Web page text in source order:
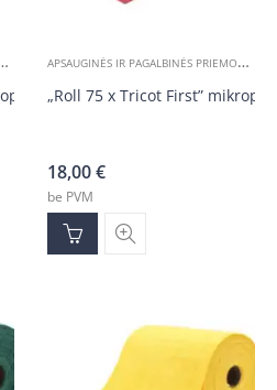
PRIEMONĖS
servetėlės rulone,
A
PSAUGINĖS IR PAGALBINĖS PRIEMONĖS
„Roll 75 x Tricot First”
18,00€
be PVM